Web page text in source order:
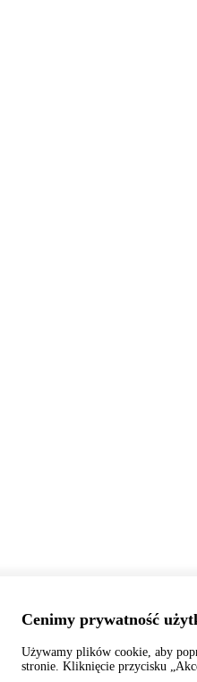
Cenimy prywatność
Używamy plików cookie, aby
stronie. Kliknięcie przycisku